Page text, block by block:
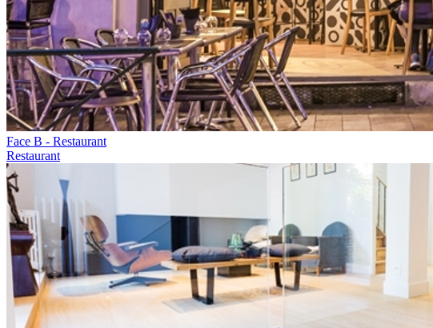
Face B - Restaurant
Restaurant